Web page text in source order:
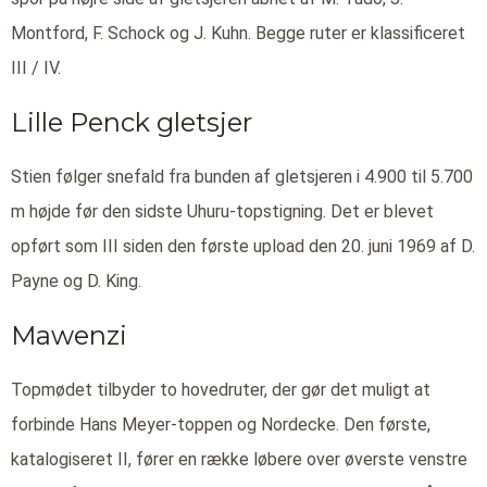
Montford, F. Schock og J. Kuhn. Begge ruter er klassificeret
III / IV.
Lille Penck gletsjer
Stien følger snefald fra bunden af gletsjeren i 4.900 til 5.700
m højde før den sidste Uhuru-topstigning. Det er blevet
opført som III siden den første upload den 20. juni 1969 af D.
Payne og D. King.
Mawenzi
Topmødet tilbyder to hovedruter, der gør det muligt at
forbinde Hans Meyer-toppen og Nordecke. Den første,
katalogiseret II, fører en række løbere over øverste venstre